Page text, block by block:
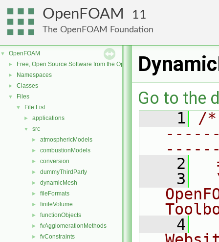
OpenFOAM 11
The OpenFOAM Foundation
▼ OpenFOAM
► Free, Open Source Software from the OpenFOAM Foundation
► Namespaces
► Classes
▼ Files
▼ File List
► applications
▼ src
► atmosphericModels
► combustionModels
► conversion
► dummyThirdParty
► dynamicMesh
► fileFormats
► finiteVolume
► functionObjects
► fvAgglomerationMethods
► fvConstraints
Go to the
    1
/
    2
    3
    4